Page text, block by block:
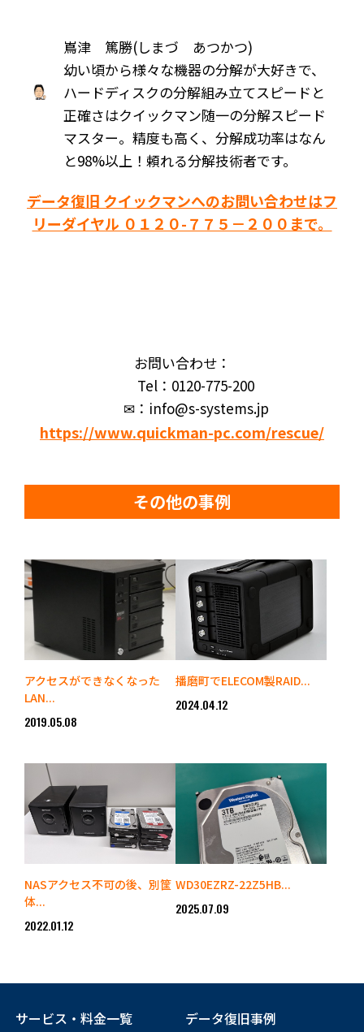
嶌津 篤勝(しまづ あつかつ)
幼い頃から様々な機器の分解が大好きで、
ハードディスクの分解組み立てスピードと
正確さはクイックマン随一の分解スピード
マスター。精度も高く、分解成功率はなん
と98%以上！頼れる分解技術者です。
データ復旧 クイックマンへのお問い合わせはフ
リーダイヤル ０１２０-７７５－２００まで。
お問い合わせ：
Tel：0120-775-200
✉：info@s-systems.jp
https://www.quickman-pc.com/rescue/
その他の事例
アクセスができなくなった
LAN...
2019.05.08
播磨町でELECOM製RAID...
2024.04.12
NASアクセス不可の後、別筐
体...
2022.01.12
WD30EZRZ-22Z5HB...
2025.07.09
サービス・料金一覧
データ復旧事例